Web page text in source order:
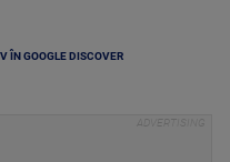
ÎN GOOGLE DISCOVER